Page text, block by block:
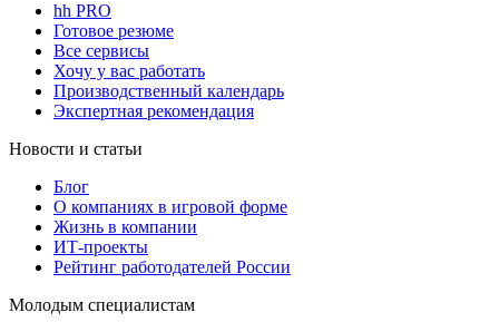
hh PRO
Готовое резюме
Все сервисы
Хочу у вас работать
Производственный календарь
Экспертная рекомендация
Новости и статьи
Блог
О компаниях в игровой форме
Жизнь в компании
ИТ-проекты
Рейтинг работодателей России
Молодым специалистам